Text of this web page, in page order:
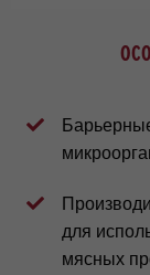
для
мясных